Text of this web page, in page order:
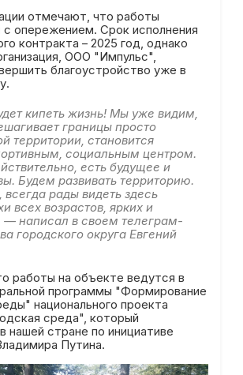
отмечают, что работы
опережением. Срок исполнения
контракта – 2025 год, однако
ООО "Импульс",
благоустройство уже в
кипеть жизнь! Мы уже видим,
границы просто
территории, становится
социальным центром.
есть будущее и
Будем развивать территорию.
рады видеть здесь
всех возрастов, ярких и
— написал в своем телеграм-
городского округа Евгений
работы на объекте ведутся в
программы "Формирование
национального проекта
среда", который
нашей стране по инициативе
Путина.